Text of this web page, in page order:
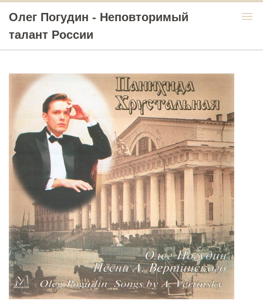
Олег Погудин - Неповторимый
талант России
menu